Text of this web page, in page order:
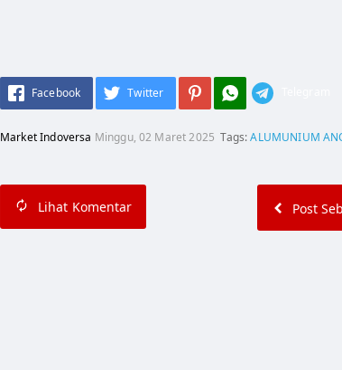
Facebook Twitter
Market Indoversa Minggu, 02 Maret 2025 Tags:ALUMUNIUM
Lihat Komentar Post